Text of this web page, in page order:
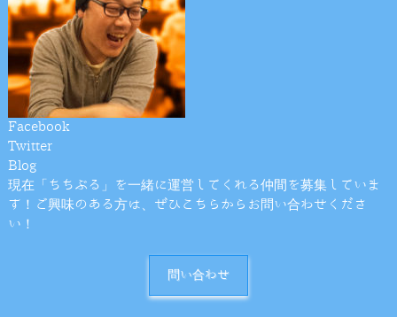
Facebook
Twitter
Blog
現在「ちちぶる」を一緒に運営してくれる仲間を募集していま
す！ご興味のある方は、ぜひこちらからお問い合わせくださ
い！
問い合わせ